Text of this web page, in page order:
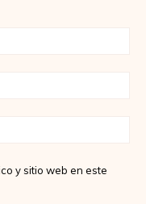
y sitio web en este